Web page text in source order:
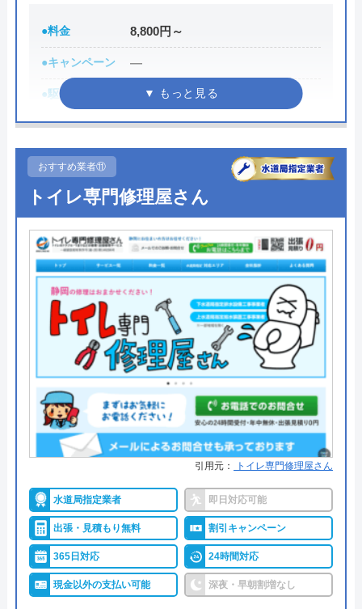
央中嶋
4 か月前
でも断られてしまい頭を抱えてましたがキチ
ンと丁寧に作業して下さって助かりました。
ちゃんと異物を取り除けたから何度も何度も
らの提案までして下さりプロなんだ、と痛感
しました。大変感謝してます。 価格もお安
く、仕事は完璧丁寧で素晴らしい会社です。
Googleクチコミを見る
●料金 8,800円～
●キャンペーン ―
●駆けつけ時間 最短30分
●受付時間 24時間
●定休日
●出張見積もり 出張見積もり無料
●支払い方法 現金、クレジットカード
●累計実績 修理実績119万件
詳細は公式HPでご確認ください
水110番がおすすめの理由
水110番を運営しているサイトの累計の問い合わせ
数が398万件と、非常に多くの人から頼りにされて
いる業者です。水回りに限らず約150品目のお家の
トラブルに対応しておりますので、お住まいのトラ
ブルならなんでも相談できます。
明朗会計で、見積もり後の追加費用は一切ありませ
んので、悪徳業者によくある高額請求の被害に遭う
ことはないでしょう。また、何かあったときに使え
るクーリングオフを採用しているところも安心で
おすすめ業者⑪
トイレ専門修理屋さん
引用元： トイレ専門修理屋さん
水道局指定業者 即日対応可能
出張・見積もり無料 割引キャンペーン
365日対応 24時間対応
現金以外の支払い可能 深夜・早朝割増なし